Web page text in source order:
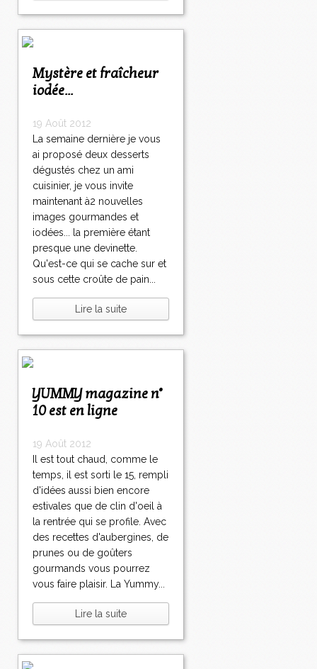
Mystère et fraîcheur
iodée...
19 Août 2012
La semaine dernière je vous
ai proposé deux desserts
dégustés chez un ami
cuisinier, je vous invite
maintenant à2 nouvelles
images gourmandes et
iodées... la première étant
presque une devinette.
Qu'est-ce qui se cache sur et
sous cette croûte de pain...
Lire la suite
YUMMY magazine n°
10 est en ligne
19 Août 2012
Il est tout chaud, comme le
temps, il est sorti le 15, rempli
d'idées aussi bien encore
estivales que de clin d'oeil à
la rentrée qui se profile. Avec
des recettes d'aubergines, de
prunes ou de goûters
gourmands vous pourrez
vous faire plaisir. La Yummy...
Lire la suite